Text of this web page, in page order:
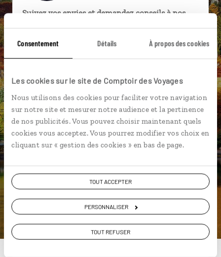
Consentement Détails À propos des cookies
Les cookies sur le site de Comptoir des Voyages
Nous utilisons des cookies pour faciliter votre navigation
sur notre site et mesurer notre audience et la pertinence
de nos publicités. Vous pouvez choisir maintenant quels
cookies vous acceptez. Vous pourrez modifier vos choix en
cliquant sur « gestion des cookies » en bas de page.
TOUT ACCEPTER
PERSONNALISER
TOUT REFUSER
Suivez vos envies et demandez conseils à nos
Ils sauront organiser votre itinéraire au plus
près de vos envies et de la réalité du pays.
connectés en agence, mais aussi par email ou
téléphone.
Vous gardez le même interlocuteur avant,
pendant et après votre voyage.
DEMANDER UN DEVIS
ou
Construisez votre voyage avec un spécialiste Ecosse
01 85 08 22 92